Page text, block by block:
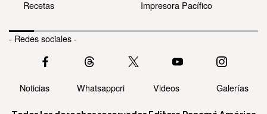
Recetas
Impresora Pacífico
- Redes sociales -
Noticias Whatsappcri Videos Galerías